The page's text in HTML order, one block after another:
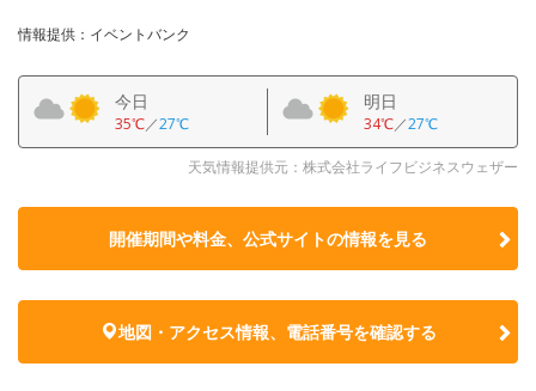
情報提供：イベントバンク
今日
35℃／27℃
明日
34℃／27℃
天気情報提供元：株式会社ライフビジネスウェザー
開催期間や料金、公式サイトの情報を見る
地図・アクセス情報、電話番号を確認する